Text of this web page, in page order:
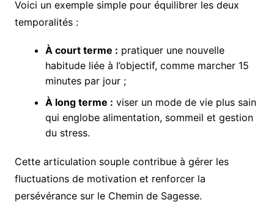
Voici un exemple simple pour équilibrer les deux
temporalités :
À court terme : pratiquer une nouvelle
habitude liée à l’objectif, comme marcher 15
minutes par jour ;
À long terme : viser un mode de vie plus sain
qui englobe alimentation, sommeil et gestion
du stress.
Cette articulation souple contribue à gérer les
fluctuations de motivation et renforcer la
persévérance sur le Chemin de Sagesse.